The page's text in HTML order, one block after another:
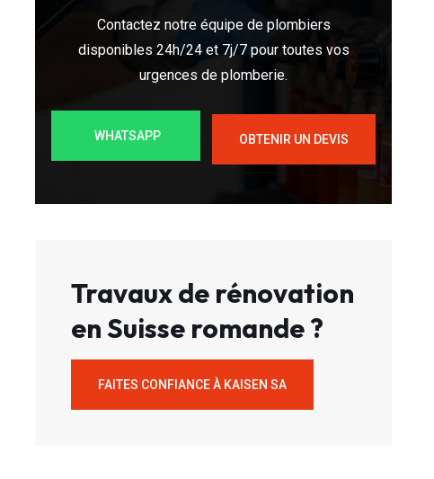
Contactez notre équipe de plombiers
disponibles 24h/24 et 7j/7 pour toutes vos
urgences de plomberie.
WHATSAPP OBTENIR UN DEVIS
Travaux de rénovation
en Suisse romande ?
FAITES CONFIANCE À KAISEN SA